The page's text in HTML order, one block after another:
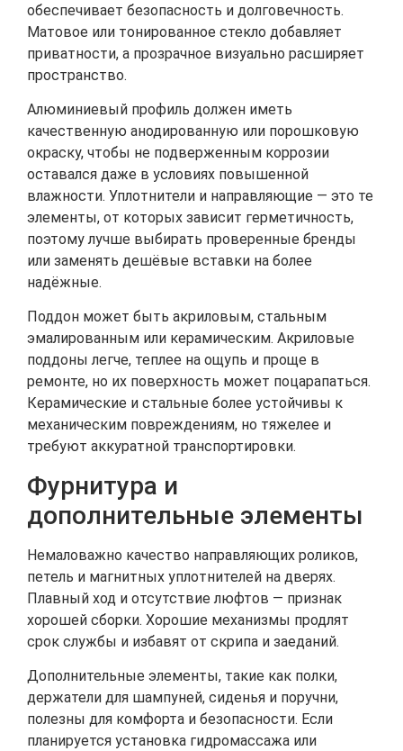
обеспечивает безопасность и долговечность.
Матовое или тонированное стекло добавляет
приватности, а прозрачное визуально расширяет
пространство.
Алюминиевый профиль должен иметь
качественную анодированную или порошковую
окраску, чтобы не подверженным коррозии
оставался даже в условиях повышенной
влажности. Уплотнители и направляющие — это те
элементы, от которых зависит герметичность,
поэтому лучше выбирать проверенные бренды
или заменять дешёвые вставки на более
надёжные.
Поддон может быть акриловым, стальным
эмалированным или керамическим. Акриловые
поддоны легче, теплее на ощупь и проще в
ремонте, но их поверхность может поцарапаться.
Керамические и стальные более устойчивы к
механическим повреждениям, но тяжелее и
требуют аккуратной транспортировки.
Фурнитура и
дополнительные элементы
Немаловажно качество направляющих роликов,
петель и магнитных уплотнителей на дверях.
Плавный ход и отсутствие люфтов — признак
хорошей сборки. Хорошие механизмы продлят
срок службы и избавят от скрипа и заеданий.
Дополнительные элементы, такие как полки,
держатели для шампуней, сиденья и поручни,
полезны для комфорта и безопасности. Если
планируется установка гидромассажа или